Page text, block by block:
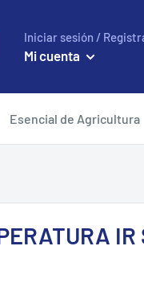
Iniciar sesión /
Mi cuenta
Esencial de Agricultura
IR